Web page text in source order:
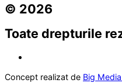
© 2026
Toate drepturile
Concept realizat de Big